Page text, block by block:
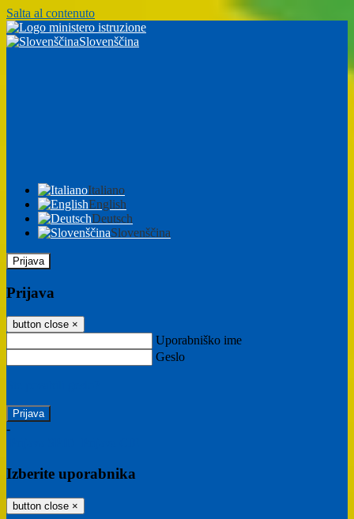
Salta al contenuto
Slovenščina
Italiano
English
Deutsch
Slovenščina
Prijava
Prijava
button close ×
Uporabniško ime
Geslo
-
Izberite uporabnika
button close ×